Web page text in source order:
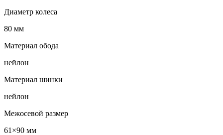
Диаметр колеса
80 мм
Материал обода
нейлон
Материал шинки
нейлон
Межосевой размер
61×90 мм